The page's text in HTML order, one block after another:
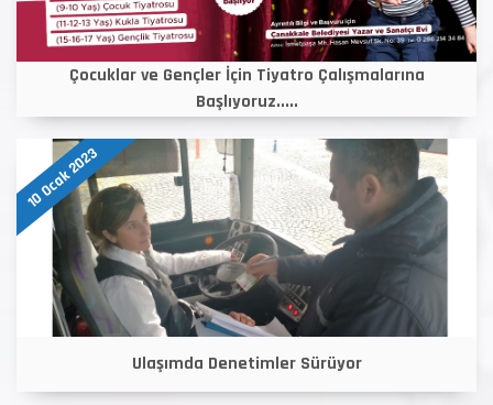
Çocuklar ve Gençler İçin Tiyatro Çalışmalarına
Başlıyoruz.....
10 Ocak 2023
Ulaşımda Denetimler Sürüyor